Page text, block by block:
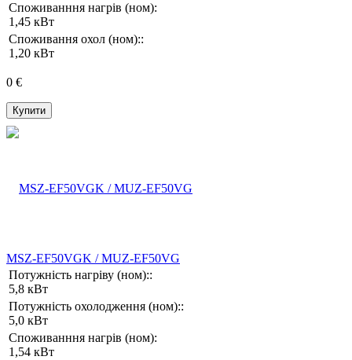
Споживанння нагрів (ном):
1,45 кВт
Споживання охол (ном)::
1,20 кВт
0 €
Купити
MSZ-EF50VGK / MUZ-EF50VG
Потужність нагріву (ном)::
5,8 кВт
Потужність охолодження (ном)::
5,0 кВт
Споживанння нагрів (ном):
1,54 кВт